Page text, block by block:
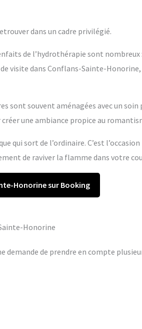
dans un cadre privilégié.
de l’hydrothérapie sont
visite dans Conflans-Sainte-Honorine,
sont souvent aménagées avec un
une ambiance propice au
qui sort de l’ordinaire. C’est
de raviver la flamme dans votre
Honorine sur Booking
Honorine
de prendre en compte